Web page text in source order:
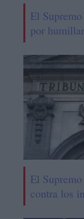
El
por
El
contra los